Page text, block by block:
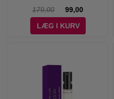
179,00
99,00
LÆG I KURV